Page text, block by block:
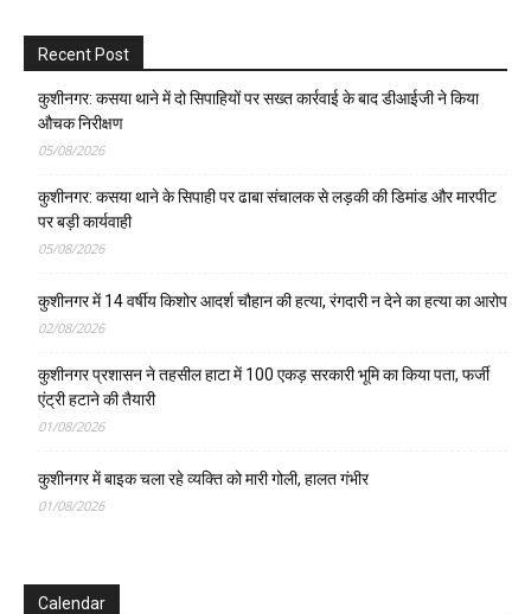
Recent Post
कुशीनगर: कसया थाने में दो सिपाहियों पर सख्त कार्रवाई के बाद डीआईजी ने किया
औचक निरीक्षण
05/08/2026
कुशीनगर: कसया थाने के सिपाही पर ढाबा संचालक से लड़की की डिमांड और मारपीट
पर बड़ी कार्यवाही
05/08/2026
कुशीनगर में 14 वर्षीय किशोर आदर्श चौहान की हत्या, रंगदारी न देने का हत्या का आरोप
02/08/2026
कुशीनगर प्रशासन ने तहसील हाटा में 100 एकड़ सरकारी भूमि का किया पता, फर्जी
एंट्री हटाने की तैयारी
01/08/2026
कुशीनगर में बाइक चला रहे व्यक्ति को मारी गोली, हालत गंभीर
01/08/2026
Calendar